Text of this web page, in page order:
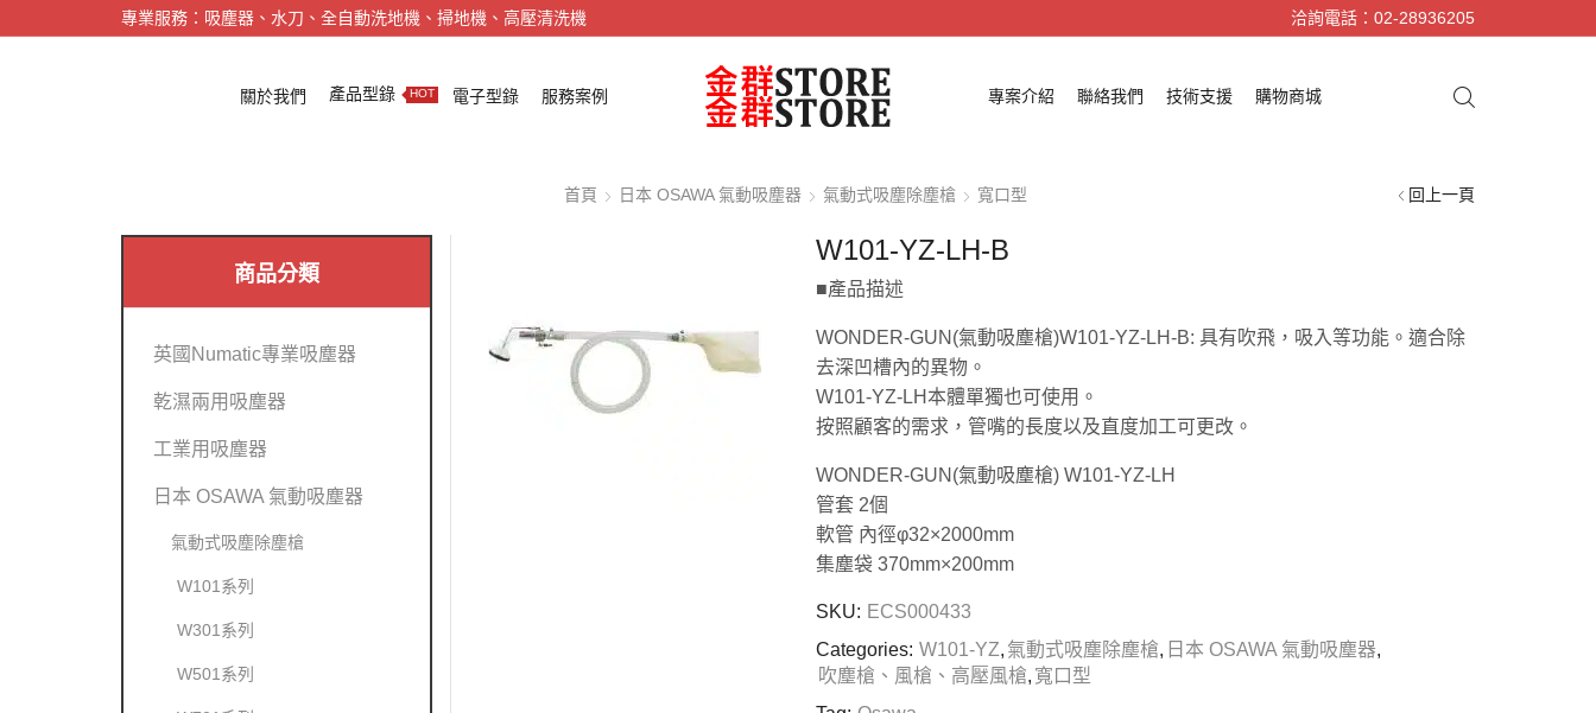
專業服務：吸塵器、水刀、全自動洗地機、掃地機、高壓清洗機 洽詢電話：02-28936205
關於我們 產品型錄 HOT 電子型錄 服務案例 專案介紹 聯絡我們 技術支援 購物商城
首頁 日本 OSAWA 氣動吸塵器 氣動式吸塵除塵槍 寬口型 回上一頁
W101-YZ-LH-B
■產品描述
WONDER-GUN(氣動吸塵槍)W101-YZ-LH-B: 具有吹飛，吸入等功能。 適合除
去深凹槽內的異物。
W101-YZ-LH本體單獨也可使用。
按照顧客的需求，管嘴的長度以及直度加工可更改。
WONDER-GUN(氣動吸塵槍) W101-YZ-LH
管套 2個
軟管 內徑φ32×2000mm
集塵袋 370mm×200mm
SKU: ECS000433
Categories: W101-YZ, 氣動式吸塵除塵槍, 日本 OSAWA 氣動吸塵器,
吹塵槍、風槍、高壓風槍, 寬口型
商品分類
英國Numatic專業吸塵器
乾濕兩用吸塵器
工業用吸塵器
日本 OSAWA 氣動吸塵器
氣動式吸塵除塵槍
W101系列
W301系列
W501系列